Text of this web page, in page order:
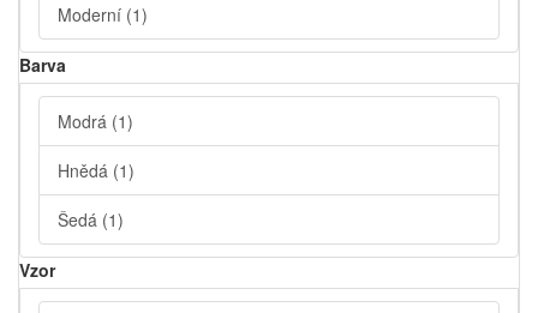
Moderní (1)
Barva
Modrá (1)
Hnědá (1)
Šedá (1)
Vzor